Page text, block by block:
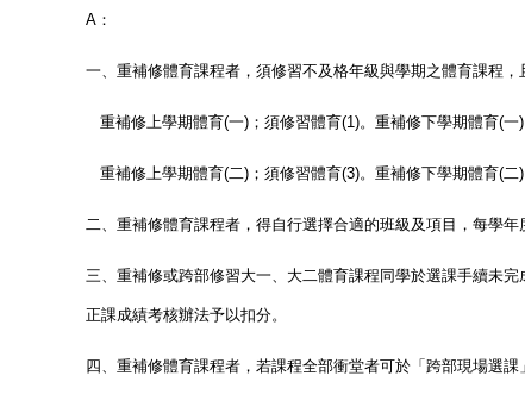
A ：
一、重補修體育課程者，須修習不及格年級與學期之體育課程
重補修上學期體育(一) ；須修習體育(1)。重補修下學期體育(一)
重補修上學期體育(二) ；須修習體育(3)。重補修下學期體育(二)
二、重補修體育課程者，得自行選擇合適的班級及項目， 每學年
三、重補修或跨部修習大一、大二體育課程同學於選課手續未
正課成績考核辦法予以扣分。
四、重補修體育課程者，若課程全部衝堂者可於「跨部現場選課